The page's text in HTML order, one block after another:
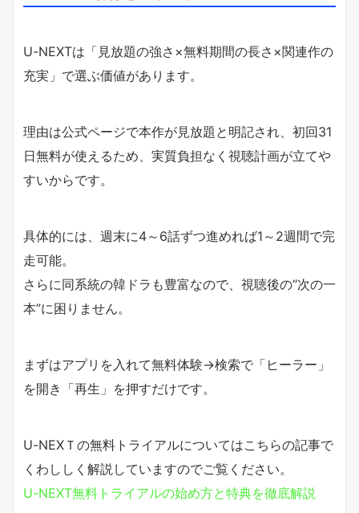
U-NEXTは「見放題の強さ×無料期間の長さ×関連作の
充実」で選ぶ価値があります。
理由は公式ページで本作が見放題と明記され、初回31
日無料が使えるため、実質負担なく視聴計画が立てや
すいからです。
具体的には、週末に4～6話ずつ進めれば1～2週間で完
走可能。
さらに同系統の韓ドラも豊富なので、視聴後の“次の一
本”に困りません。
まずはアプリを入れて無料体験→検索で「ヒーラー」
を開き「再生」を押すだけです。
U-NEXＴの無料トライアルについてはこちらの記事で
くわししく解説していますのでご覧ください。
U-NEXT無料トライアルの始め方と特典を徹底解説